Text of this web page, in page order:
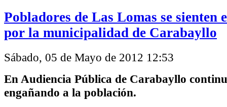
Pobladores de Las Lomas se sienten
por la municipalidad de Carabayllo
Sábado, 05 de Mayo de 2012 12:53
En Audiencia Pública de Carabayllo
engañando a la población.